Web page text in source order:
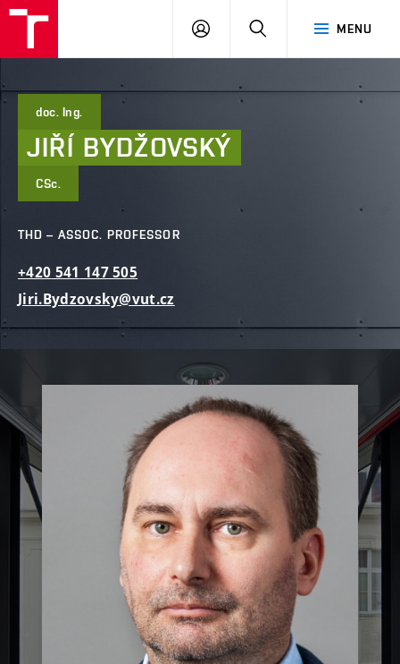
MENU
LOG
doc. Ing.
JIŘÍ BYDŽOVSKÝ
CSc.
THD – ASSOC. PROFESSOR
+420 541 147505
Jiri.Bydzovsky@vut.cz